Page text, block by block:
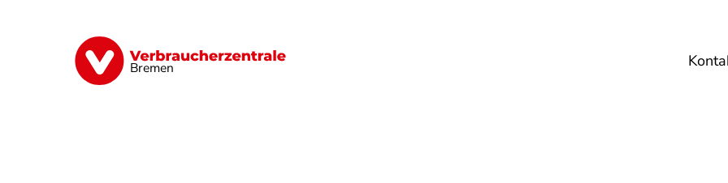
Bremen
Finanzen Digitales Lebensmittel